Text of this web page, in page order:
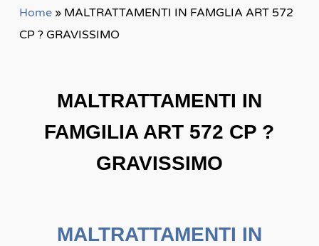
Home» MALTRATTAMENTI IN FAMGLIA ART 572
CP ? GRAVISSIMO
MALTRATTAMENTI IN
FAMGILIA ART 572 CP ?
GRAVISSIMO
MALTRATTAMENTI IN